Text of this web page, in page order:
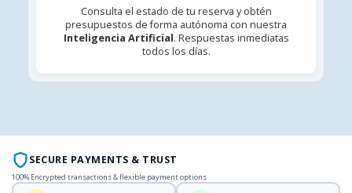
Consulta el estado de tu reserva y obtén
presupuestos de forma autónoma con nuestra
Inteligencia Artificial. Respuestas inmediatas
todos los días.
SECURE PAYMENTS & TRUST
100% Encrypted transactions & flexible payment options